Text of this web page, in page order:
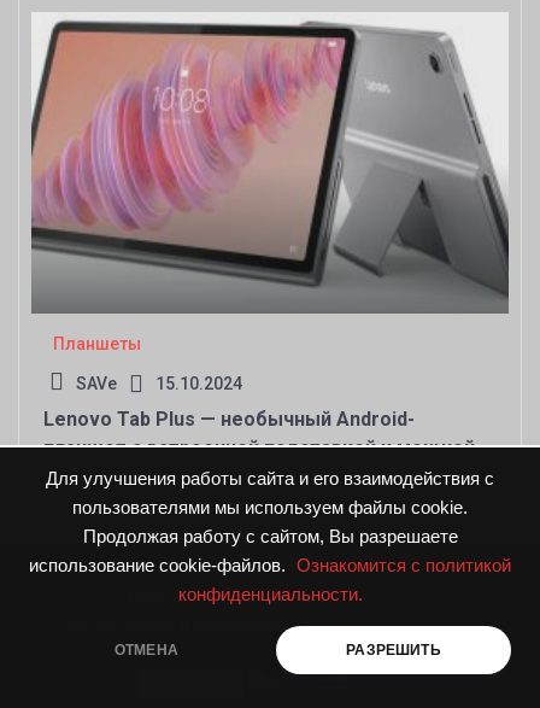
Для улучшения работы сайта и его взаимодействия с
пользователями мы используем файлы cookie.
Продолжая работу с сайтом, Вы разрешаете
использование cookie-файлов.
Ознакомится с политикой
конфиденциальности.
ОТМЕНА РАЗРЕШИТЬ
Планшеты
SAVe 15.10.2024
Lenovo Tab Plus — необычный Android-
планшет с встроенной подставкой и мощной
аудиосистемой JBL
© DPNnews.ru. Все права защищены
Предложения и пожелания направляйте по адресу
info@dpnnews.ru